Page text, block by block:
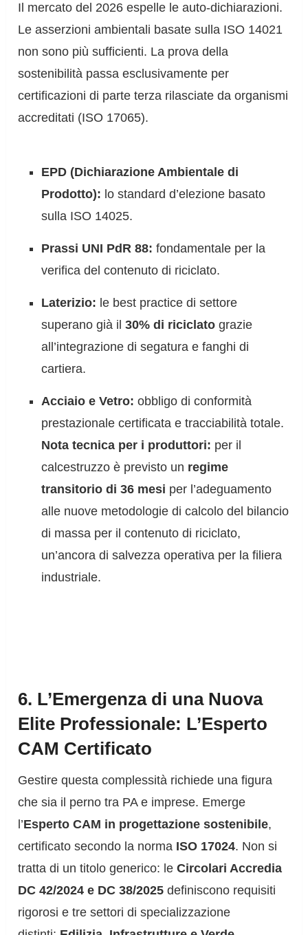
Il mercato del 2026 espelle le auto-dichiarazioni.
Le asserzioni ambientali basate sulla ISO 14021
non sono più sufficienti. La prova della
sostenibilità passa esclusivamente per
certificazioni di parte terza rilasciate da organismi
accreditati (ISO 17065).
EPD (Dichiarazione Ambientale di
Prodotto): lo standard d’elezione basato
sulla ISO 14025.
Prassi UNI PdR 88: fondamentale per la
verifica del contenuto di riciclato.
Laterizio: le best practice di settore
superano già il30% di riciclato grazie
all’integrazione di segatura e fanghi di
cartiera.
Acciaio e Vetro: obbligo di conformità
prestazionale certificata e tracciabilità totale.
Nota tecnica per i produttori: per il
calcestruzzo è previsto un regime
transitorio di 36 mesi per l’adeguamento
alle nuove metodologie di calcolo del bilancio
di massa per il contenuto di riciclato,
un’ancora di salvezza operativa per la filiera
industriale.
6. L’Emergenza di una Nuova
Elite Professionale: L’Esperto
CAM Certificato
Gestire questa complessità richiede una figura
che sia il perno tra PA e imprese. Emerge
l’Esperto CAM in progettazione sostenibile,
certificato secondo la norma ISO 17024. Non si
tratta di un titolo generico: leCircolari Accredia
DC 42/2024 e DC 38/2025 definiscono requisiti
rigorosi e tre settori di specializzazione